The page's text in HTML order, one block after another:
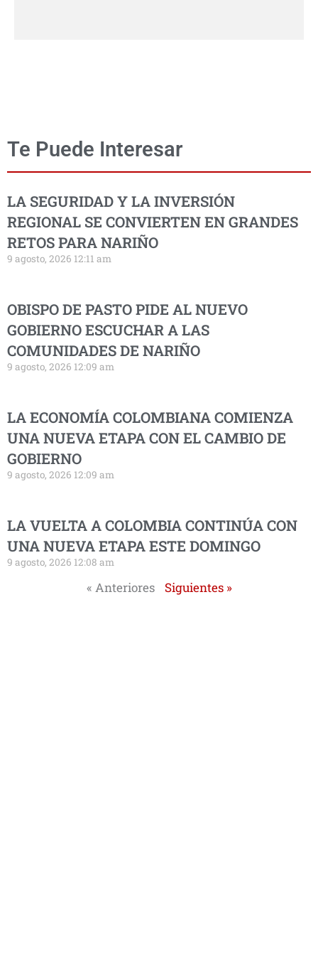
Te Puede Interesar
LA SEGURIDAD Y LA INVERSIÓN
REGIONAL SE CONVIERTEN EN GRANDES
RETOS PARA NARIÑO
9 agosto, 2026 12:11 am
OBISPO DE PASTO PIDE AL NUEVO
GOBIERNO ESCUCHAR A LAS
COMUNIDADES DE NARIÑO
9 agosto, 2026 12:09 am
LA ECONOMÍA COLOMBIANA COMIENZA
UNA NUEVA ETAPA CON EL CAMBIO DE
GOBIERNO
9 agosto, 2026 12:09 am
LA VUELTA A COLOMBIA CONTINÚA CON
UNA NUEVA ETAPA ESTE DOMINGO
9 agosto, 2026 12:08 am
« Anteriores Siguientes »